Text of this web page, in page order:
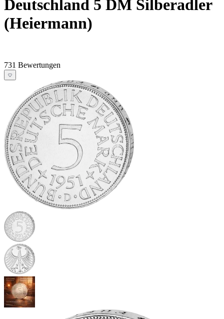
Deutschland 5 DM Silberadler
(Heiermann)
731 Bewertungen